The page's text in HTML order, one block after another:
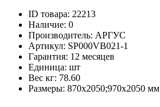
ID товара: 22213
Наличие: 0
Производитель: АРГУС
Артикул: SP000VB021-1
Гарантия: 12 месяцев
Единица: шт
Вес кг: 78.60
Размеры: 870х2050;970х2050 мм